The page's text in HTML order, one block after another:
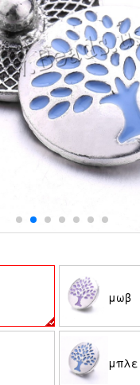
μωβ
μπλε